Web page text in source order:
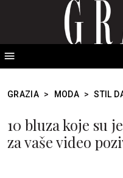
GRAZIA > MODA > STIL
10 bluza koje su
za vaše video